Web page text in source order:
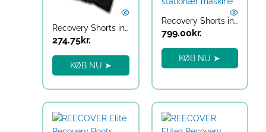
Recovery Shorts inkl. slange – 6 kamre
274.75kr.
KØB NU ➤
Recovery Shorts inkl. slange – 8 kamre – Slange til stationær maskine
799.00kr.
KØB NU ➤